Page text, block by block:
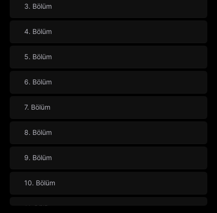
3. Bölüm
4. Bölüm
5. Bölüm
6. Bölüm
7. Bölüm
8. Bölüm
9. Bölüm
10. Bölüm
11. Bölüm